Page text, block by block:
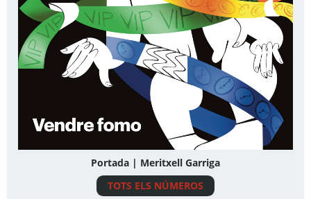
Portada | Meritxell Garriga
TOTS ELS NÚMEROS